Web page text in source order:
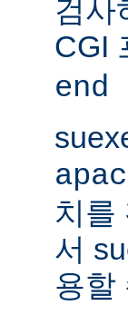
검사
CGI
치를
서
용할